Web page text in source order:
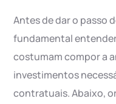
Antes de dar o passo
fundamental
costumam compor a
investimentos
contratuais. Abaixo,